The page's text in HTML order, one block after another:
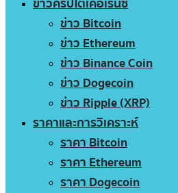
ข่าว Bitcoin
ข่าว Ethereum
ข่าว Binance Coin
ข่าว Dogecoin
ข่าว Ripple (XRP)
ราคาและการวิเคราะห์
ราคา Bitcoin
ราคา Ethereum
ราคา Dogecoin